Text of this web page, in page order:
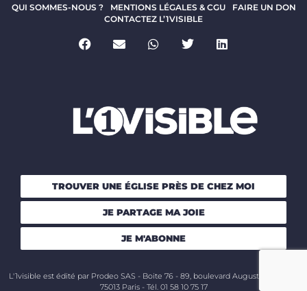
QUI SOMMES-NOUS ? MENTIONS LÉGALES & CGU
FAIRE UN DON
CONTACTEZ L’1VISIBLE
TROUVER UNE ÉGLISE PRÈS DE CHEZ MOI
JE PARTAGE MA JOIE
JE M'ABONNE
L'1visible est édité par Prodeo SAS - Boite 76 - 89, boulevard Auguste Blanqui -
75013 Paris - Tél. 01 58 10 75 17